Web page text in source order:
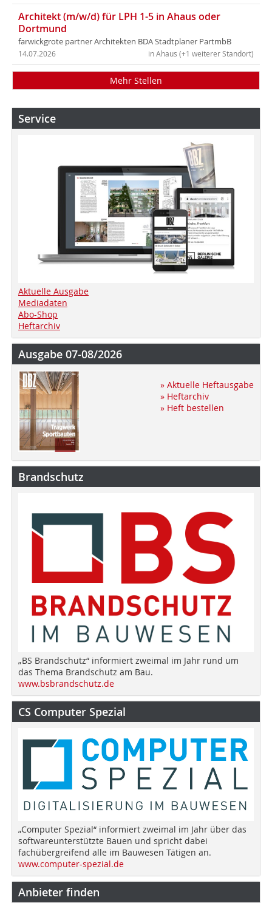
Architekt (m/w/d) für LPH 1-5 in Ahaus oder
Dortmund
farwickgrote partner Architekten BDA Stadtplaner PartmbB
in Ahaus (+1 weiterer Standort)
14.07.2026
Mehr Stellen
Service
Aktuelle Ausgabe
Mediadaten
Abo-Shop
Heftarchiv
Ausgabe 07-08/2026
» Aktuelle Heftausgabe
» Heftarchiv
» Heft bestellen
Brandschutz
„BS Brandschutz“ informiert zweimal im Jahr rund um
das Thema Brandschutz am Bau.
www.bsbrandschutz.de
CS Computer Spezial
„Computer Spezial“ informiert zweimal im Jahr über das
softwareunterstützte Bauen und spricht dabei
fachübergreifend alle im Bauwesen Tätigen an.
www.computer-spezial.de
Anbieter finden